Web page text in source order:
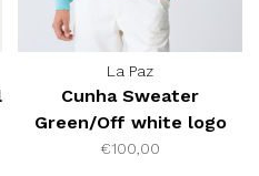
La Paz
Cunha Sweater
Green/Off white logo
€100,00